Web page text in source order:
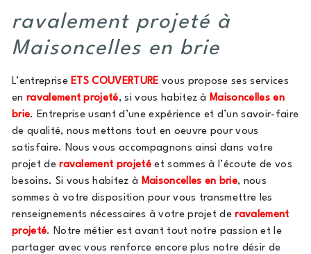
ravalement projeté à
Maisoncelles en brie
L’entrepriseETS COUVERTURE vous propose ses services
en ravalement projeté, si vous habitez àMaisoncelles en
brie. Entreprise usant d’une expérience et d’un savoir-faire
de qualité, nous mettons tout en oeuvre pour vous
satisfaire. Nous vous accompagnons ainsi dans votre
projet deravalement projetéet sommes à l’écoute de vos
besoins. Si vous habitez à Maisoncelles en brie, nous
sommes à votre disposition pour vous transmettre les
renseignements nécessaires à votre projet deravalement
projeté. Notre métier est avant tout notre passion et le
partager avec vous renforce encore plus notre désir de